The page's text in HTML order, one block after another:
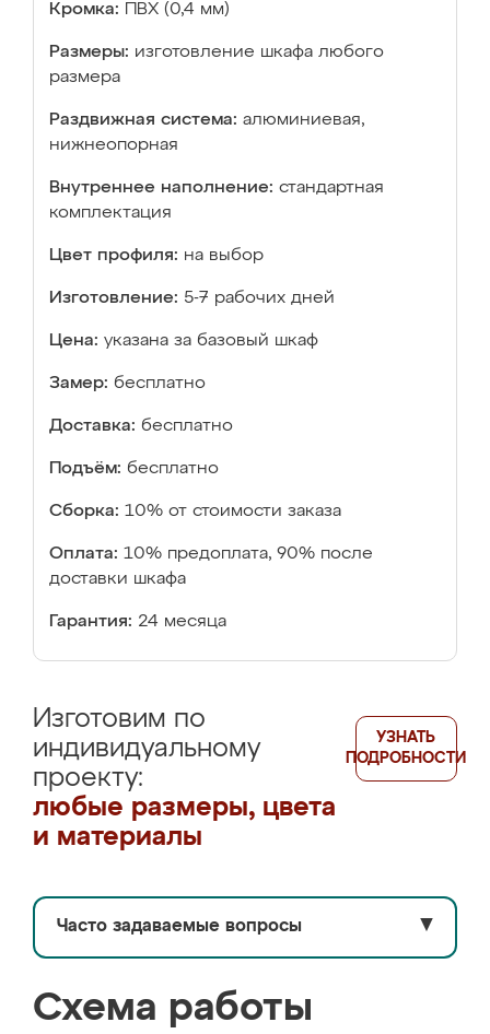
Кромка: ПВХ (0,4 мм)
Размеры: изготовление шкафа любого
размера
Раздвижная система: алюминиевая,
нижнеопорная
Внутреннее наполнение: стандартная
комплектация
Цвет профиля: на выбор
Изготовление: 5-7 рабочих дней
Цена: указана за базовый шкаф
Замер: бесплатно
Доставка: бесплатно
Подъём: бесплатно
Сборка: 10% от стоимости заказа
Оплата: 10% предоплата, 90% после
доставки шкафа
Гарантия: 24 месяца
Изготовим по
индивидуальному
проекту:
любые размеры, цвета
и материалы
УЗНАТЬ
ПОДРОБНОСТИ
Часто задаваемые вопросы ▼
Схема работы